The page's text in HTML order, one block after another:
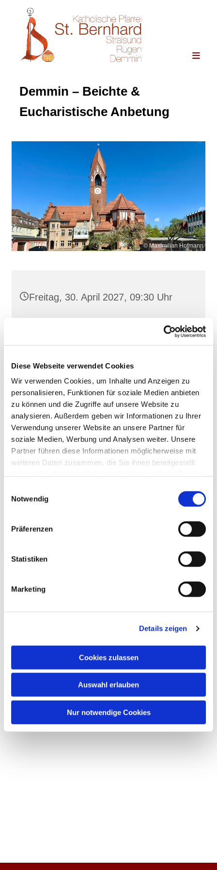
Diese Webseite verwendet Cookies
Wir verwenden Cookies, um Inhalte und Anzeigen zu
personalisieren, Funktionen für soziale Medien anbieten
zu können und die Zugriffe auf unsere Website zu
analysieren. Außerdem geben wir Informationen zu Ihrer
Verwendung unserer Website an unsere Partner für
soziale Medien, Werbung und Analysen weiter. Unsere
Partner führen diese Informationen möglicherweise mit
weiteren Daten zusammen, die Sie ihnen bereitgestellt
Notwendig
Präferenzen
Statistiken
Marketing
Details zeigen
Cookies zulassen
Auswahl erlauben
Nur notwendige Cookies
Demmin – Beichte &
Eucharistische Anbetung
© Maximilian Hofmann
Freitag, 30. April 2027, 09:30 Uhr
Maria Rosenkranzkönigin, Demmin,
Reiferstraße 2A, 17109 Demmin